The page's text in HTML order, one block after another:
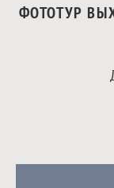
ФОТОТУР